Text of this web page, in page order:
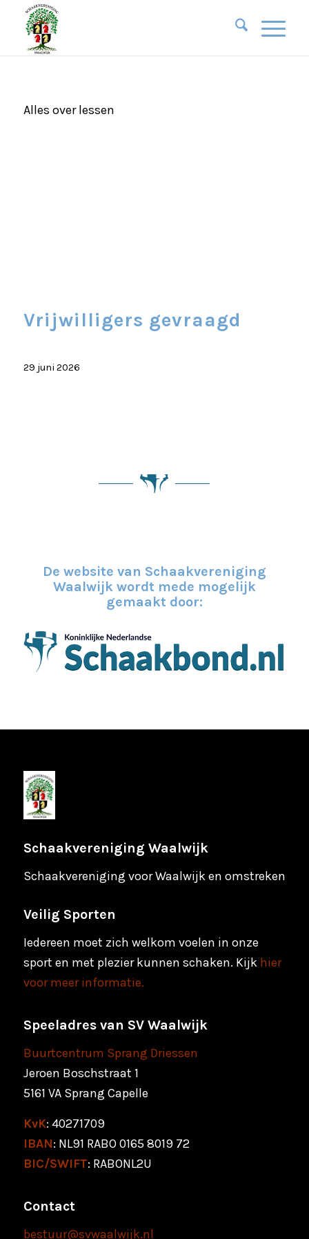
Alles over lessen
Vrijwilligers gevraagd
29 juni 2026
De website van Schaakvereniging
Waalwijk wordt mede mogelijk
gemaakt door:
Schaakvereniging Waalwijk
Schaakvereniging voor Waalwijk en omstreken
Veilig Sporten
Iedereen moet zich welkom voelen in onze
sport en met plezier kunnen schaken. Kijk hier
voor meer informatie.
Speeladres van SV Waalwijk
Buurtcentrum Sprang Driessen
Jeroen Boschstraat 1
5161 VA Sprang Capelle
KvK: 40271709
IBAN: NL91 RABO 0165 8019 72
BIC/SWIFT: RABONL2U
Contact
bestuur@svwaalwijk.nl